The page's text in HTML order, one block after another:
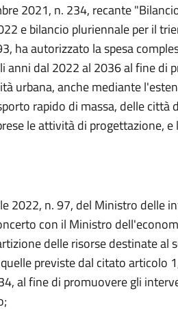
2021, n. 234, recante
e bilancio pluriennale per il
ha autorizzato la spesa
anni dal 2022 al 2036 al fine di
urbana, anche mediante
rapido di massa, delle città
le attività di progettazione,
2022, n. 97, del Ministro delle
con il Ministro
delle risorse destinate al
previste dal citato articolo
, al fine di promuovere gli